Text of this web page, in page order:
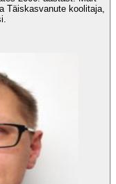
Täiskasvanute koolitaja,